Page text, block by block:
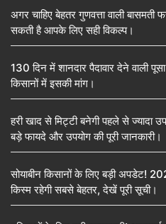
अगर चाहिए बेहतर गुणवत्ता वाली बासमती
सकती है आपके लिए सही विकल्प।
130 दिन में शानदार पैदावार देने वाली
किसानों में इसकी मांग।
हरी खाद से मिट्टी बनेगी पहले से ज्यादा
बड़े फायदे और उपयोग की पूरी जानकारी।
सोयाबीन किसानों के लिए बड़ी अपडेट!
किस्म रहेगी सबसे बेहतर, देखें पूरी सूची।